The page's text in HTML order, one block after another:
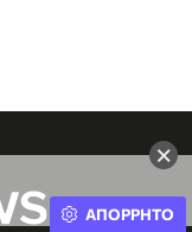
×
ΑΠΟΡΡΗΤΟ